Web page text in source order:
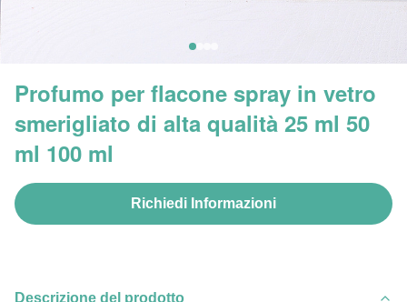
Profumo per flacone spray in vetro
smerigliato di alta qualità 25 ml 50
ml 100 ml
Richiedi Informazioni
Descrizione del prodotto